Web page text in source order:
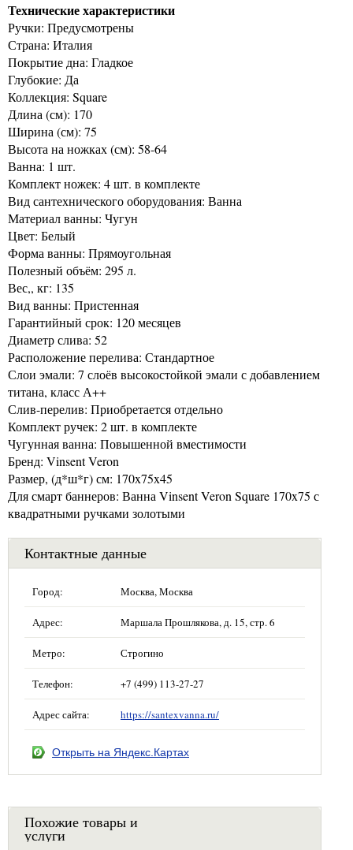
Технические характеристики
Ручки: Предусмотрены
Страна: Италия
Покрытие дна: Гладкое
Глубокие: Да
Коллекция: Square
Длина (см): 170
Ширина (см): 75
Высота на ножках (см): 58-64
Ванна: 1 шт.
Комплект ножек: 4 шт. в комплекте
Вид сантехнического оборудования: Ванна
Материал ванны: Чугун
Цвет: Белый
Форма ванны: Прямоугольная
Полезный объём: 295 л.
Вес,, кг: 135
Вид ванны: Пристенная
Гарантийный срок: 120 месяцев
Диаметр слива: 52
Расположение перелива: Стандартное
Слои эмали: 7 слоёв высокостойкой эмали с добавлением
титана, класс А++
Слив-перелив: Приобретается отдельно
Комплект ручек: 2 шт. в комплекте
Чугунная ванна: Повышенной вместимости
Бренд: Vinsent Veron
Размер, (д*ш*г) см: 170x75x45
Для смарт баннеров: Ванна Vinsent Veron Square 170x75 с
квадратными ручками золотыми
Контактные данные
Город: Москва, Москва
Адрес: Маршала Прошлякова, д. 15, стр. 6
Метро: Строгино
Телефон: +7 (499) 113-27-27
Адрес сайта: https://santexvanna.ru/
Открыть на Яндекс.Картах
Похожие товары и
услуги